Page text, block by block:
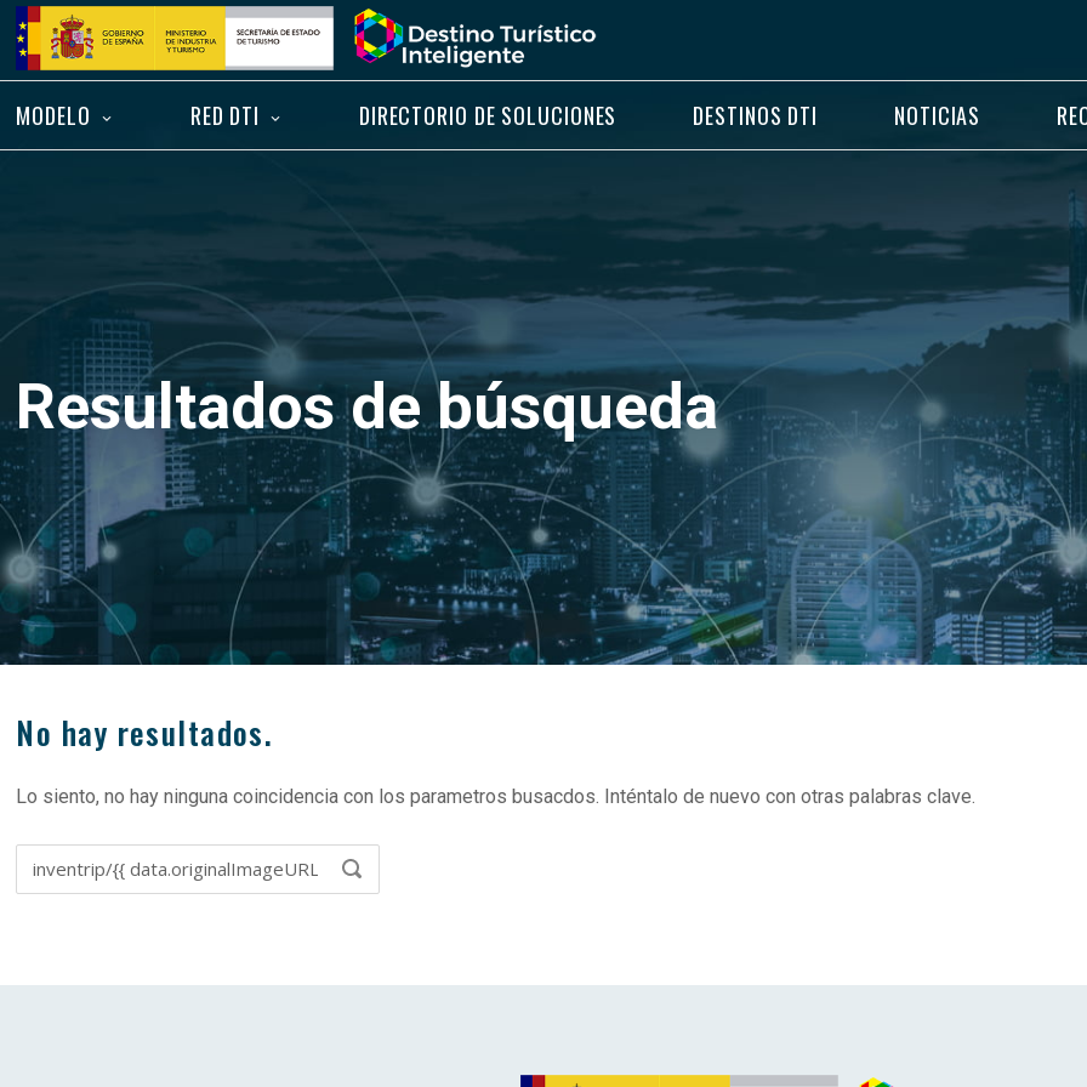
Saltar
contenido
Inicio
MODELO RED DTI DIRECTORIO DE SOLUCIONES DESTINOS DTI NOTICIAS
Resultados de búsqueda
No hay resultados.
Lo siento, no hay ninguna coincidencia con los parametros busacdos. Inténtalo de nuevo con otras palabras clave.
BUSCAR